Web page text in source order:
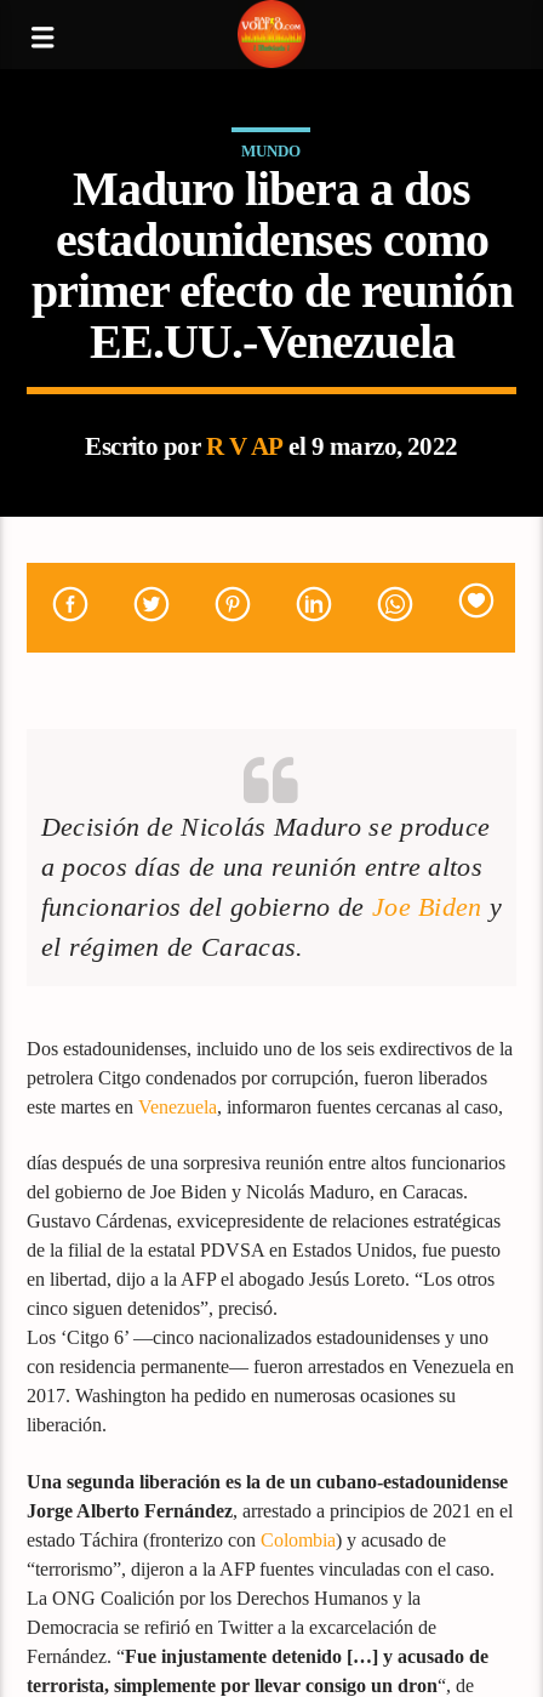
MUNDO
Maduro libera a dos
estadounidenses como
primer efecto de reunión
EE.UU.-Venezuela
Escrito porR V APel 9 marzo, 2022
Decisión de Nicolás Maduro se produce
a pocos días de una reunión entre altos
funcionarios del gobierno de Joe Biden y
el régimen de Caracas.
Dos estadounidenses, incluido uno de los seis exdirectivos de la
petrolera Citgo condenados por corrupción, fueron liberados
este martes enVenezuela, informaron fuentes cercanas al caso,
días después de una sorpresiva reunión entre altos funcionarios
del gobierno de Joe Biden y Nicolás Maduro, en Caracas.
Gustavo Cárdenas, exvicepresidente de relaciones estratégicas
de la filial de la estatal PDVSA en Estados Unidos, fue puesto
en libertad, dijo a la AFP el abogado Jesús Loreto. “Los otros
cinco siguen detenidos”, precisó.
Los ‘Citgo 6’ —cinco nacionalizados estadounidenses y uno
con residencia permanente— fueron arrestados en Venezuela en
2017. Washington ha pedido en numerosas ocasiones su
liberación.
Una segunda liberación es la de un cubano-estadounidense
Jorge Alberto Fernández, arrestado a principios de 2021 en el
estado Táchira (fronterizo conColombia) y acusado de
“terrorismo”, dijeron a la AFP fuentes vinculadas con el caso.
La ONG Coalición por los Derechos Humanos y la
Democracia se refirió en Twitter a la excarcelación de
Fernández. “Fue injustamente detenido […] y acusado de
terrorista, simplemente por llevar consigo un dron“, de